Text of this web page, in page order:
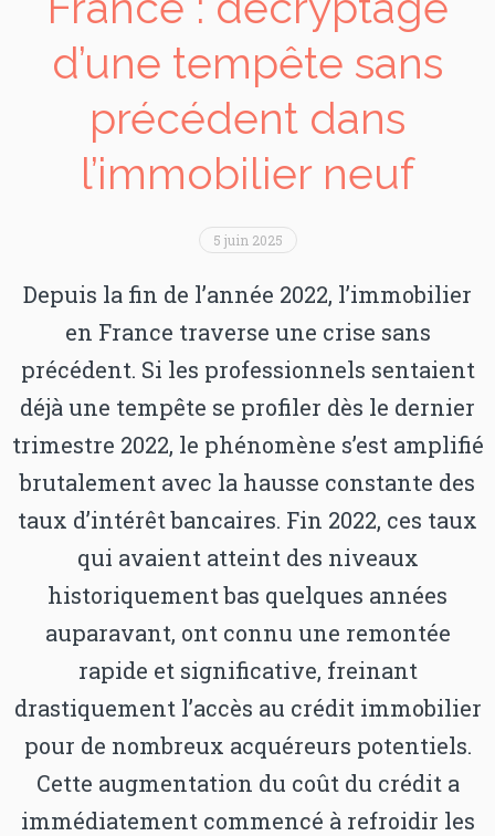
d’une tempête sans
précédent dans
l’immobilier neuf
5 juin 2025
Depuis la fin de l’année 2022, l’immobilier
en France traverse une crise sans
précédent. Si les professionnels sentaient
déjà une tempête se profiler dès le dernier
trimestre 2022, le phénomène s’est amplifié
brutalement avec la hausse constante des
taux d’intérêt bancaires. Fin 2022, ces taux
qui avaient atteint des niveaux
historiquement bas quelques années
auparavant, ont connu une remontée
rapide et significative, freinant
drastiquement l’accès au crédit immobilier
pour de nombreux acquéreurs potentiels.
Cette augmentation du coût du crédit a
immédiatement commencé à refroidir les